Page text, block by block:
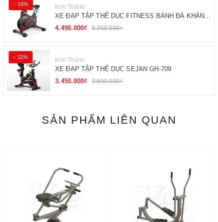
- 16% Kim Thành
XE ĐẠP TẬP THỂ DỤC FITNESS BÁNH ĐÀ KHÁNG
TỪ
4.490.000₫ 5.350.000₫
- 11% Kim Thành
XE ĐẠP TẬP THỂ DỤC SEJAN GH-709
3.450.000₫
3.890.000₫
SẢN PHẨM LIÊN QUAN